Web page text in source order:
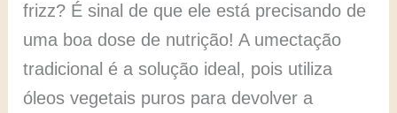
frizz? É sinal de que ele está precisando de
uma boa dose de nutrição! A umectação
tradicional é a solução ideal, pois utiliza
óleos vegetais puros para devolver a